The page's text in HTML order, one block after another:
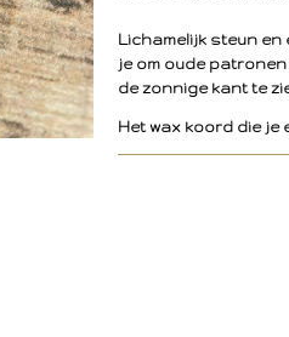
Lichamelijk steun en
je om oude
de zonnige kant te
Het wax koord die je